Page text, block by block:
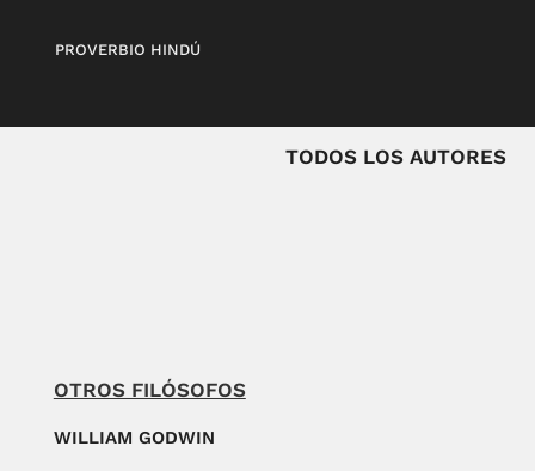
PROVERBIO HINDÚ
TODOS LOS AUTORES
OTROS FILÓSOFOS
WILLIAM GODWIN